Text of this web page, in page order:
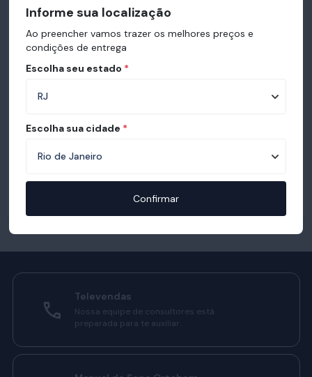
Televendas
Nossa equipe de consultores está
preparada para te auxiliar.
Informe sua localização
Ao preencher vamos trazer os melhores preços e
condições de entrega
Escolha seu estado *
Escolha sua cidade *
Confirmar